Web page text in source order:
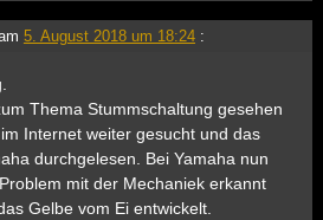
5. August 2018 um 18:24 :
Thema Stummschaltung gesehen
Internet weiter gesucht und das
durchgelesen. Bei Yamaha nun
mit der Mechaniek erkannt
Gelbe vom Ei entwickelt.